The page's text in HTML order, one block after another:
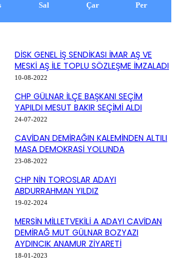
Sal Çar Per
DİSK GENEL İŞ SENDİKASI İMAR AŞ VE
MESKİ AŞ İLE TOPLU SÖZLEŞME İMZALADI
10-08-2022
CHP GÜLNAR İLÇE BAŞKANI SEÇİM
YAPILDI MESUT BAKIR SEÇİMİ ALDI
24-07-2022
CAVİDAN DEMİRAĞIN KALEMİNDEN ALTILI
MASA DEMOKRASİ YOLUNDA
23-08-2022
CHP NİN TOROSLAR ADAYI
ABDURRAHMAN YILDIZ
19-02-2024
MERSİN MİLLETVEKİLİ A ADAYI CAVİDAN
DEMİRAĞ MUT GÜLNAR BOZYAZI
AYDINCIK ANAMUR ZİYARETİ
18-01-2023